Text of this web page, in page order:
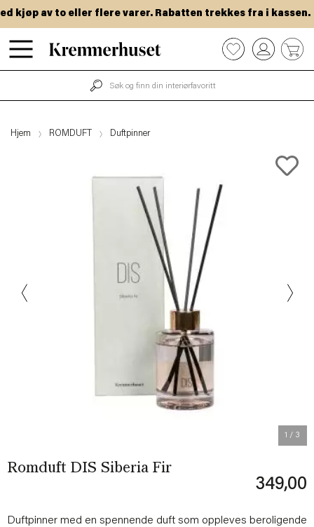
Hopp
til
kjøp av to eller flere varer. Rabatten trekkes fra i kassen.
0
Hjem ROMDUFT Duftpinner
1 / 3
Romduft DIS Siberia Fir
349,00
Duftpinner med en spennende duft som oppleves beroligende